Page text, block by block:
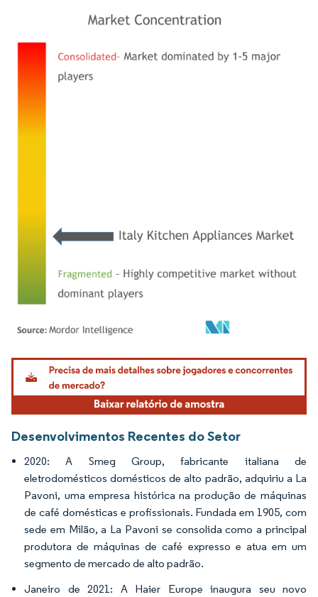
Imagem © Mordor Intelligence. O reuso requer atribuição conforme CC BY 4.0.
Desenvolvimentos Recentes do Setor
2020: A Smeg Group, fabricante italiana de
eletrodomésticos domésticos de alto padrão, adquiriu a La
Pavoni, uma empresa histórica na produção de máquinas
de café domésticas e profissionais. Fundada em 1905, com
sede em Milão, a La Pavoni se consolida como a principal
produtora de máquinas de café expresso e atua em um
segmento de mercado de alto padrão.
Janeiro de 2021: A Haier Europe inaugura seu novo